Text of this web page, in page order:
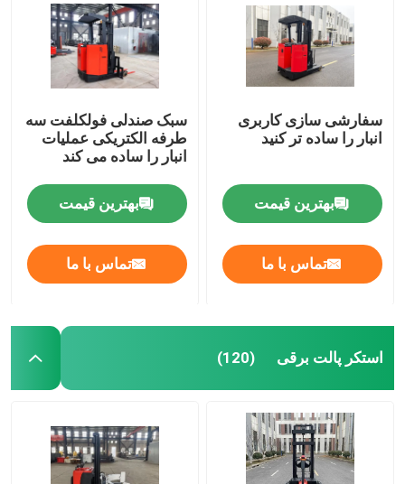
سفارشی سازی کاربری
انبار را ساده تر کنید
بهترین قیمت
تماس با ما
سبک صندلی فولکلفت سه
طرفه الکتریکی عملیات
انبار را ساده می کند
بهترین قیمت
تماس با ما
استکر پالت برقی (120)